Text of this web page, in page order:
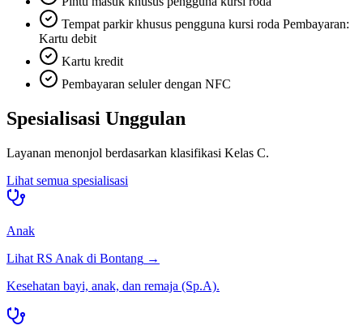
Tempat parkir khusus pengguna kursi roda Pembayaran:
Kartu debit
Kartu kredit
Pembayaran seluler dengan NFC
Spesialisasi Unggulan
Layanan menonjol berdasarkan klasifikasi Kelas C.
Lihat semua spesialisasi
Anak
Lihat RS Anak di Bontang →
Kesehatan bayi, anak, dan remaja (Sp.A).